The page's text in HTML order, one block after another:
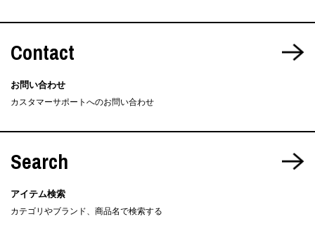
Contact
お問い合わせ
カスタマーサポートへのお問い合わせ
Search
アイテム検索
カテゴリやブランド、商品名で検索する